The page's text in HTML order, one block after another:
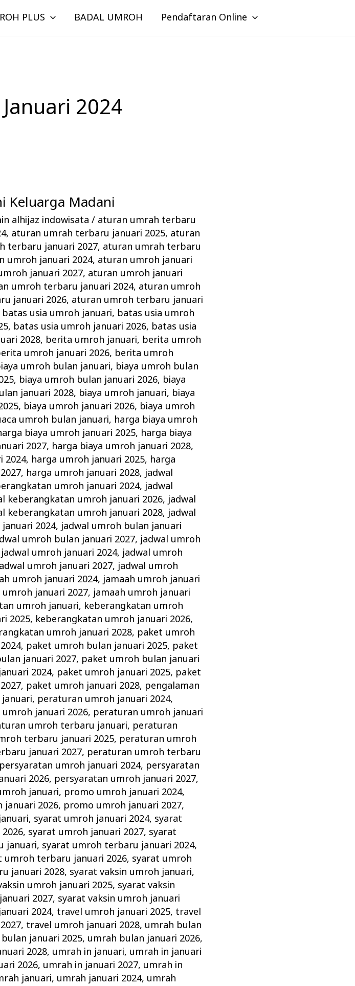
PLUS BADAL UMROH Pendaftaran Online
2024
Keluarga Madani
alhijaz indowisata/ aturan umrah terbaru
, aturan umrah terbaru januari 2025, aturan
terbaru januari 2027, aturan umrah terbaru
umroh januari 2024, aturan umroh januari
januari 2027, aturan umroh januari
umroh terbaru januari 2024, aturan umroh
januari 2026, aturan umroh terbaru januari
batas usia umroh januari, batas usia umroh
, batas usia umroh januari 2026, batas usia
2028, berita umroh januari, berita umroh
umroh januari 2026, berita umroh
umroh bulan januari, biaya umroh bulan
, biaya umroh bulan januari 2026, biaya
januari 2028, biaya umroh januari, biaya
, biaya umroh januari 2026, biaya umroh
umroh bulan januari, harga biaya umroh
biaya umroh januari 2025, harga biaya
2027, harga biaya umroh januari 2028,
2024, harga umroh januari 2025, harga
, harga umroh januari 2028, jadwal
umroh januari 2024, jadwal
keberangkatan umroh januari 2026, jadwal
keberangkatan umroh januari 2028, jadwal
2024, jadwal umroh bulan januari
umroh bulan januari 2027, jadwal umroh
jadwal umroh januari 2024, jadwal umroh
umroh januari 2027, jadwal umroh
umroh januari 2024, jamaah umroh januari
umroh januari 2027, jamaah umroh januari
umroh januari, keberangkatan umroh
2025, keberangkatan umroh januari 2026,
umroh januari 2028, paket umroh
, paket umroh bulan januari 2025, paket
januari 2027, paket umroh bulan januari
2024, paket umroh januari 2025, paket
, paket umroh januari 2028, pengalaman
, peraturan umroh januari 2024,
januari 2026, peraturan umroh januari
umroh terbaru januari, peraturan
terbaru januari 2025, peraturan umroh
januari 2027, peraturan umroh terbaru
persyaratan umroh januari 2024, persyaratan
2026, persyaratan umroh januari 2027,
januari, promo umroh januari 2024,
januari 2026, promo umroh januari 2027,
, syarat umroh januari 2024, syarat
, syarat umroh januari 2027, syarat
januari, syarat umroh terbaru januari 2024,
umroh terbaru januari 2026, syarat umroh
januari 2028, syarat vaksin umroh januari,
umroh januari 2025, syarat vaksin
2027, syarat vaksin umroh januari
2024, travel umroh januari 2025, travel
, travel umroh januari 2028, umrah bulan
januari 2025, umrah bulan januari 2026,
2028, umrah in januari, umrah in januari
2026, umrah in januari 2027, umrah in
januari, umrah januari 2024, umrah